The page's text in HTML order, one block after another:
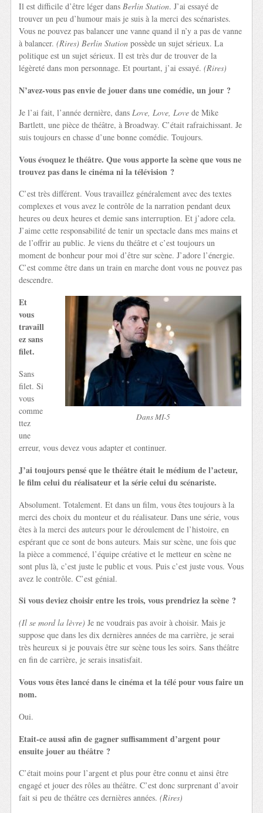
Il est difficile d’être léger dansBerlin Station. J’ai essayé de
trouver un peu d’humour mais je suis à la merci des scénaristes.
Vous ne pouvez pas balancer une vanne quand il n’y a pas de vanne
à balancer.(Rires) Berlin Station possède un sujet sérieux. La
politique est un sujet sérieux. Il est très dur de trouver de la
légèreté dans mon personnage. Et pourtant, j’ai essayé.(Rires)
N’avez-vous pas envie de jouer dans une comédie, un jour ?
Je l’ai fait, l’année dernière, dansLove, Love, Love de Mike
Bartlett, une pièce de théâtre, à Broadway. C’était rafraichissant. Je
suis toujours en chasse d’une bonne comédie. Toujours.
Vous évoquez le théâtre. Que vous apporte la scène que vous ne
trouvez pas dans le cinéma ni la télévision ?
C’est très différent. Vous travaillez généralement avec des textes
complexes et vous avez le contrôle de la narration pendant deux
heures ou deux heures et demie sans interruption. Et j’adore cela.
J’aime cette responsabilité de tenir un spectacle dans mes mains et
de l’offrir au public. Je viens du théâtre et c’est toujours un
moment de bonheur pour moi d’être sur scène. J’adore l’énergie.
C’est comme être dans un train en marche dont vous ne pouvez pas
descendre.
Dans MI-5
Et
vous
travaill
ez sans
filet.
Sans
filet. Si
vous
comme
ttez
une
erreur, vous devez vous adapter et continuer.
J’ai toujours pensé que le théâtre était le médium de l’acteur,
le film celui du réalisateur et la série celui du scénariste.
Absolument. Totalement. Et dans un film, vous êtes toujours à la
merci des choix du monteur et du réalisateur. Dans une série, vous
êtes à la merci des auteurs pour le déroulement de l’histoire, en
espérant que ce sont de bons auteurs. Mais sur scène, une fois que
la pièce a commencé, l’équipe créative et le metteur en scène ne
sont plus là, c’est juste le public et vous. Puis c’est juste vous. Vous
avez le contrôle. C’est génial.
Si vous deviez choisir entre les trois, vous prendriez la scène ?
(Il se mord la lèvre) Je ne voudrais pas avoir à choisir. Mais je
suppose que dans les dix dernières années de ma carrière, je serai
très heureux si je pouvais être sur scène tous les soirs. Sans théâtre
en fin de carrière, je serais insatisfait.
Vous vous êtes lancé dans le cinéma et la télé pour vous faire un
nom.
Oui.
Etait-ce aussi afin de gagner suffisamment d’argent pour
ensuite jouer au théâtre ?
C’était moins pour l’argent et plus pour être connu et ainsi être
engagé et jouer des rôles au théâtre. C’est donc surprenant d’avoir
fait si peu de théâtre ces dernières années.(Rires)